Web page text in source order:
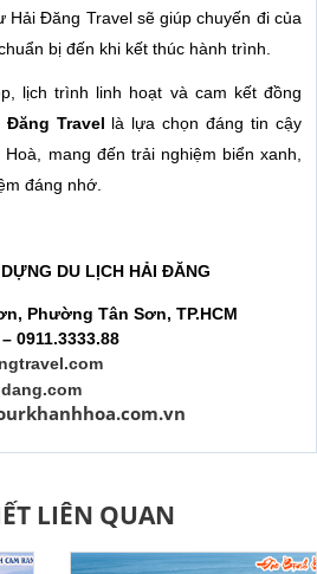
Hải Đăng Travel sẽ giúp chuyến đi của
bị đến khi kết thúc hành trình.
lịch trình linh hoạt và cam kết đồng
Đăng Travel là lựa chọn đáng tin cậy
mang đến trải nghiệm biển xanh,
đáng nhớ.
DU LỊCH HẢI ĐĂNG
Phường Tân Sơn, TP.HCM
0911.3333.88
LIÊN QUAN